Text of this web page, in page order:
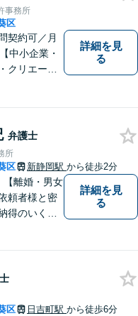
事務所
区
契約可／月
中小企業・
クリエータ
競争防止法
豊富」「リ
高精度契約
詳細を見
る
弁護士
所
区 新静岡駅 から徒歩2分
【離婚・男女
頼者様と密
得のいく解
す。お困り
にご相談く
詳細を見
る
区 日吉町駅 から徒歩6分